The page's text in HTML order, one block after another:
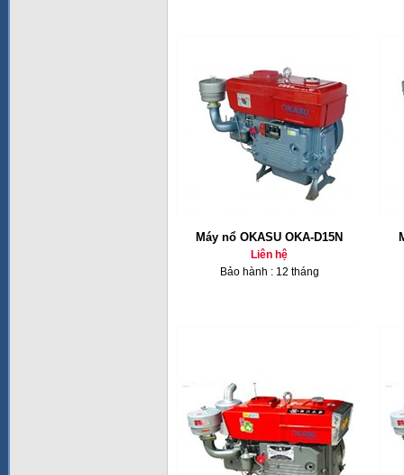
Máy nổ OKASU OKA-D15N
Liên hệ
Bảo hành : 12 tháng